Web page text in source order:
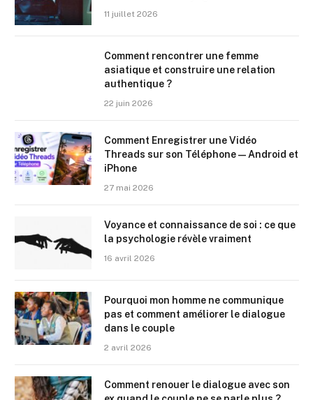
11 juillet 2026
Comment rencontrer une femme
asiatique et construire une relation
authentique ?
22 juin 2026
Comment Enregistrer une Vidéo
Threads sur son Téléphone — Android et
iPhone
27 mai 2026
Voyance et connaissance de soi : ce que
la psychologie révèle vraiment
16 avril 2026
Pourquoi mon homme ne communique
pas et comment améliorer le dialogue
dans le couple
2 avril 2026
Comment renouer le dialogue avec son